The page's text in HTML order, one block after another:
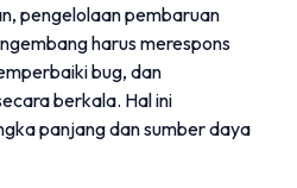
pengelolaan pembaruan
harus merespons
bug, dan
berkala. Hal ini
panjang dan sumber daya